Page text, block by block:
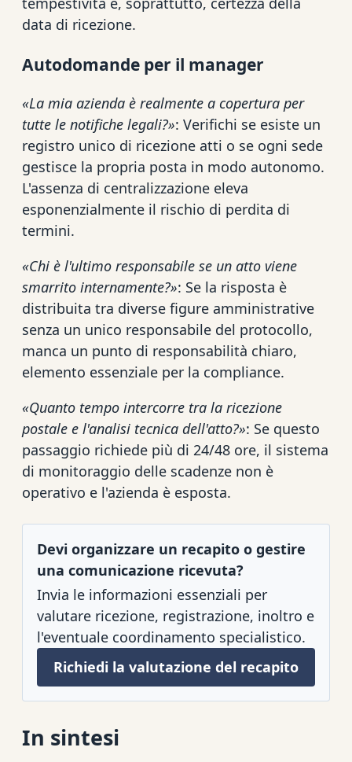
data di ricezione.
Autodomande per il manager
«La mia azienda è realmente a copertura per
tutte le notifiche legali?»: Verifichi se esiste un
registro unico di ricezione atti o se ogni sede
gestisce la propria posta in modo autonomo.
L'assenza di centralizzazione eleva
esponenzialmente il rischio di perdita di
termini.
«Chi è l'ultimo responsabile se un atto viene
smarrito internamente?»: Se la risposta è
distribuita tra diverse figure amministrative
senza un unico responsabile del protocollo,
manca un punto di responsabilità chiaro,
elemento essenziale per la compliance.
«Quanto tempo intercorre tra la ricezione
postale e l'analisi tecnica dell'atto?»: Se questo
passaggio richiede più di 24/48 ore, il sistema
di monitoraggio delle scadenze non è
operativo e l'azienda è esposta.
Devi organizzare un recapito o gestire
una comunicazione ricevuta?
Invia le informazioni essenziali per
valutare ricezione, registrazione, inoltro e
l'eventuale coordinamento specialistico.
Richiedi la valutazione del recapito
In sintesi